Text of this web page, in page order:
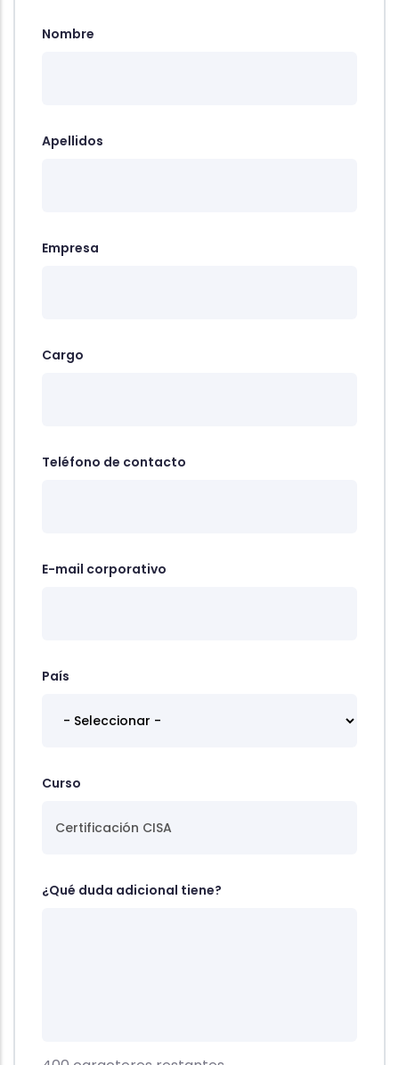
Nombre
Apellidos
Empresa
Cargo
Teléfono de contacto
E-mail corporativo
País
Curso
¿Qué duda adicional tiene?